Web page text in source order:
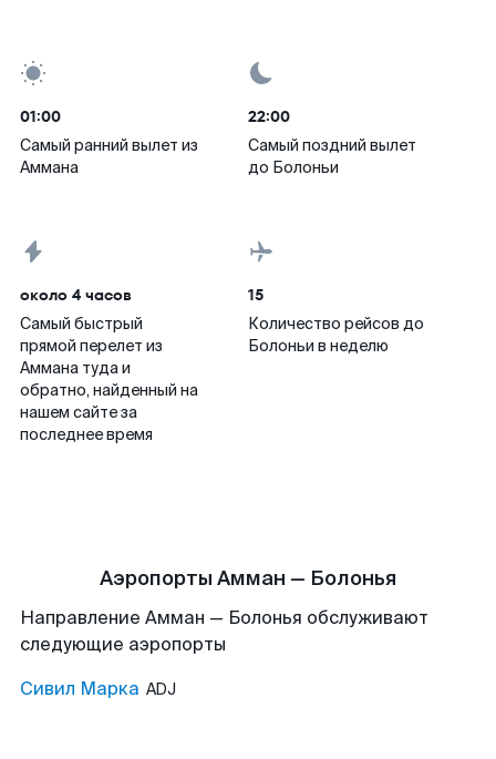
01:00
Самый ранний вылет из
Аммана
22:00
Самый поздний вылет
до Болоньи
около 4 часов
Самый быстрый
прямой перелет из
Аммана туда и
обратно, найденный на
нашем сайте за
последнее время
15
Количество рейсов до
Болоньи в неделю
Аэропорты Амман — Болонья
Направление Амман — Болонья обслуживают
следующие аэропорты
Сивил Марка ADJ